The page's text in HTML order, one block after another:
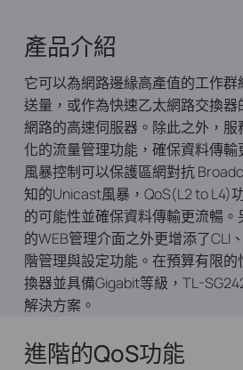
產品介紹
它可以為網路邊緣高產值的工作
送量，或作為快速乙太網路交換
網路的高速伺服器。除此之外，服
化的流量管理功能，確保資料傳輸
風暴控制可以保護區網對抗
知的Unicast風暴，QoS(L2 to L4)
的可能性並確保資料傳輸更流暢
的WEB管理介面之外更增添了CLI
階管理與設定功能。在預算有限
換器並具備Gigabit等級，TL-
解決方案。
進階的QoS功能